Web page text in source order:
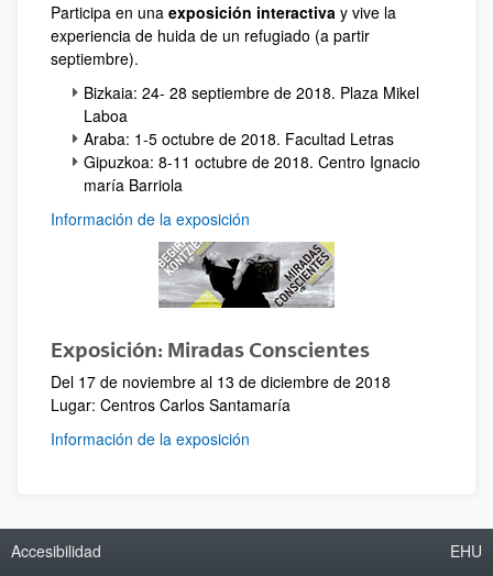
Participa en una exposición interactiva y vive la
experiencia de huida de un refugiado (a partir
septiembre).
Bizkaia: 24- 28 septiembre de 2018. Plaza Mikel
Laboa
Araba: 1-5 octubre de 2018. Facultad Letras
Gipuzkoa: 8-11 octubre de 2018. Centro Ignacio
maría Barriola
Información de la exposición
Exposición: Miradas Conscientes
Del 17 de noviembre al 13 de diciembre de 2018
Lugar: Centros Carlos Santamaría
Información de la exposición
Accesibilidad EHU